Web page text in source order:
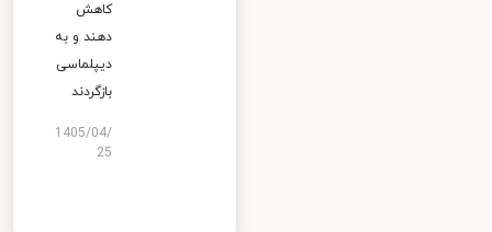
کاهش
دهند و به
دیپلماسی
بازگردند
1405/04/
25